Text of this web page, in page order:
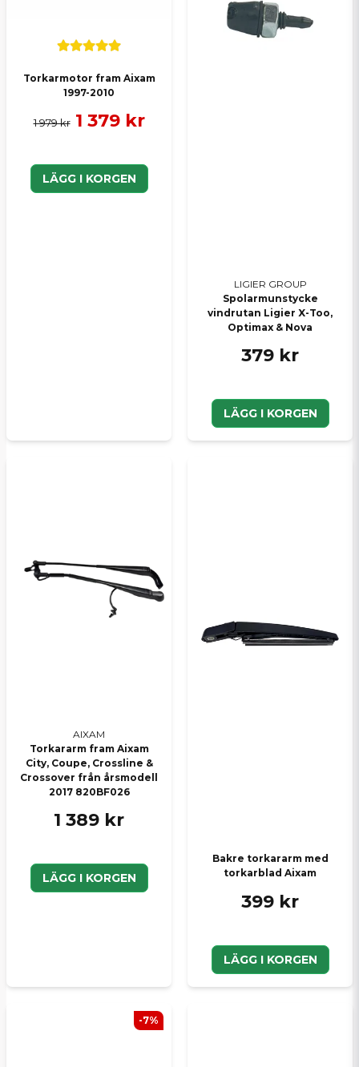
Torkarmotor fram Aixam
1997-2010
1 979 kr 1 379 kr
LÄGG I KORGEN
LIGIER GROUP
Spolarmunstycke
vindrutan Ligier X-Too,
Optimax & Nova
379 kr
LÄGG I KORGEN
AIXAM
Torkararm fram Aixam
City, Coupe, Crossline &
Crossover från årsmodell
2017 820BF026
1 389 kr
LÄGG I KORGEN
Bakre torkararm med
torkarblad Aixam
399 kr
LÄGG I KORGEN
-7%